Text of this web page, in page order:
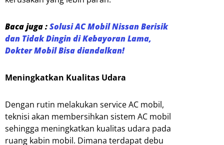
Baca juga :Solusi AC Mobil Nissan Berisik
dan Tidak Dingin di Kebayoran Lama,
Dokter Mobil Bisa diandalkan!
Meningkatkan Kualitas Udara
Dengan rutin melakukan service AC mobil,
teknisi akan membersihkan sistem AC mobil
sehingga meningkatkan kualitas udara pada
ruang kabin mobil. Dimana terdapat debu